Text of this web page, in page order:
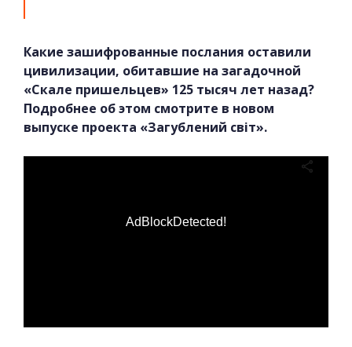
Какие зашифрованные послания оставили
цивилизации, обитавшие на загадочной
«Скале пришельцев» 125 тысяч лет назад?
Подробнее об этом смотрите в новом
выпуске проекта «Загублений світ».
AdBlockDetected!